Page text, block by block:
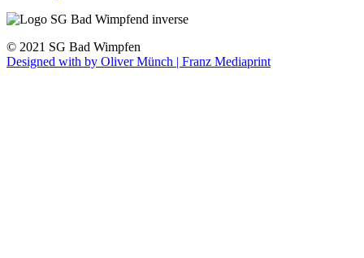
© 2021 SG Bad Wimpfen
Designed with by Oliver Münch | Franz Mediaprint